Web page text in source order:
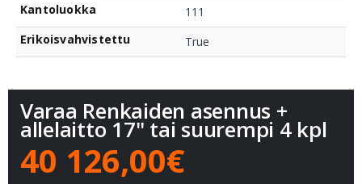
Kantoluokka
111
Erikoisvahvistettu
True
Varaa Renkaiden asennus +
allelaitto 17" tai suurempi 4 kpl
40 126,00€